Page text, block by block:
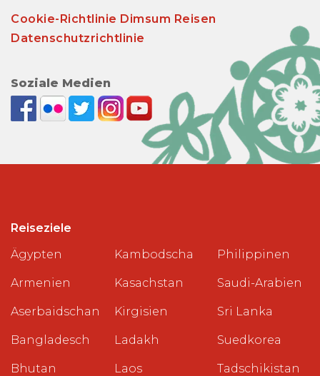
Cookie-Richtlinie Dimsum Reisen
Datenschutzrichtlinie
Soziale Medien
Reiseziele
Ägypten
Armenien
Aserbaidschan
Bangladesch
Bhutan
Kambodscha
Kasachstan
Kirgisien
Ladakh
Laos
Philippinen
Saudi-Arabien
Sri Lanka
Suedkorea
Tadschikistan